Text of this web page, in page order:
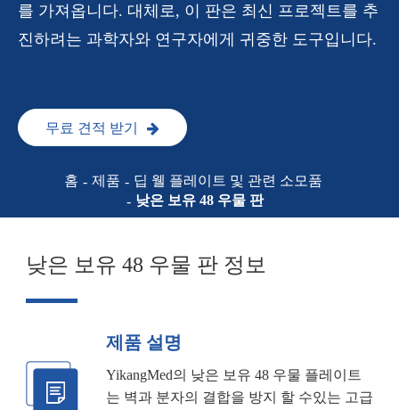
를 가져옵니다. 대체로, 이 판은 최신 프로젝트를 추
진하려는 과학자와 연구자에게 귀중한 도구입니다.
무료 견적 받기
홈 제품
딥 웰 플레이트 및 관련 소모품
낮은 보유 48 우물 판
낮은 보유 48 우물 판 정보
제품 설명
YikangMed의 낮은 보유 48 우물 플레이트
는 벽과 분자의 결합을 방지 할 수있는 고급